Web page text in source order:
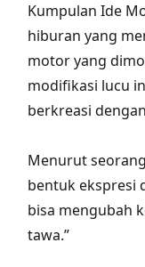
Kumpulan Ide
hiburan yang
motor yang
modifikasi lucu
berkreasi
Menurut
bentuk ekspresi
bisa mengubah
tawa.”